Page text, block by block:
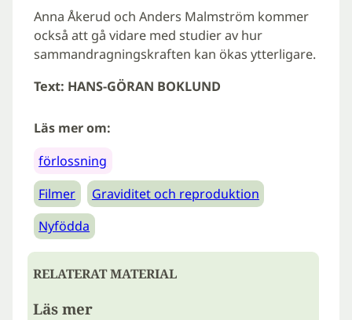
Anna Åkerud och Anders Malmström kommer
också att gå vidare med studier av hur
sammandragningskraften kan ökas ytterligare.
Text: HANS-GÖRAN BOKLUND
Läs mer om:
förlossning
Filmer
Graviditet och reproduktion
Nyfödda
RELATERAT MATERIAL
Läs mer